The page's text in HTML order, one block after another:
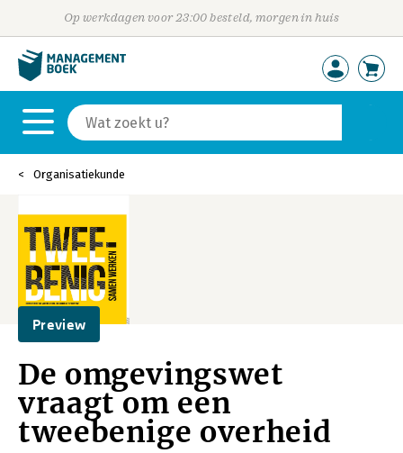
Op werkdagen voor 23:00 besteld, morgen in huis
Organisatiekunde
Preview
De omgevingswet
vraagt om een
tweebenige overheid